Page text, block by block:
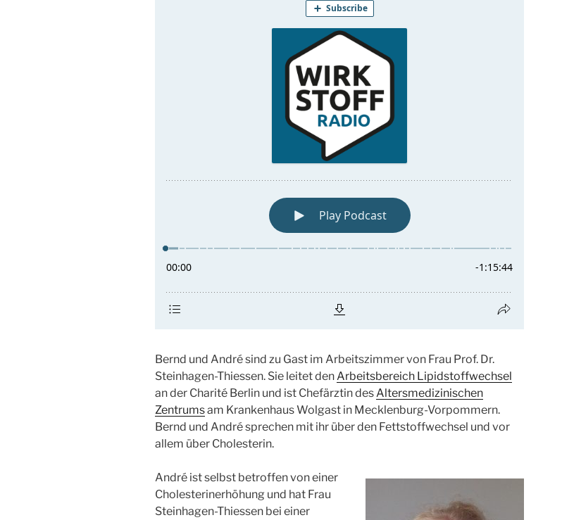
Bernd und André sind zu Gast im Arbeitszimmer von Frau Prof. Dr.
Steinhagen-Thiessen. Sie leitet den Arbeitsbereich Lipidstoffwechsel
an der Charité Berlin und ist Chefärztin des Altersmedizinischen
Zentrumsam Krankenhaus Wolgast in Mecklenburg-Vorpommern.
Bernd und André sprechen mit ihr über den Fettstoffwechsel und vor
allem über Cholesterin.
André ist selbst betroffen von einer
Cholesterinerhöhung und hat Frau
Steinhagen-Thiessen bei einer